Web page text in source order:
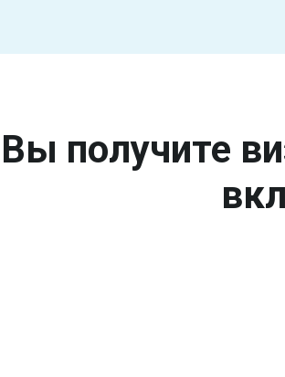
Вы получите